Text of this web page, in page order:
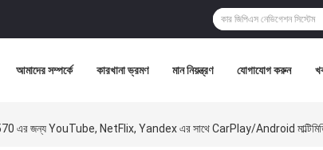
আমাদের সম্পর্কে কারখানা ভ্রমণ মান নিয়ন্ত্রণ যোগাযোগ করুন
জন্য YouTube, NetFlix, Yandex এর সাথে CarPlay/Android